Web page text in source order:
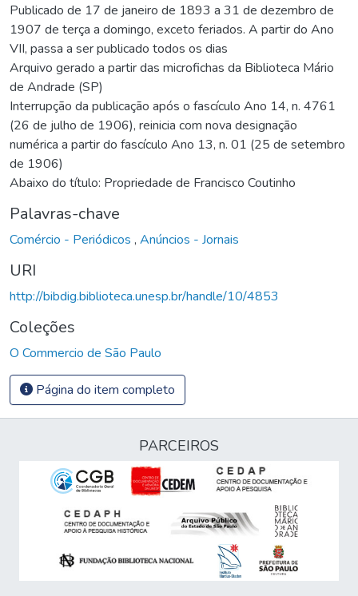
Publicado de 17 de janeiro de 1893 a 31 de dezembro de
1907 de terça a domingo, exceto feriados. A partir do Ano
VII, passa a ser publicado todos os dias
Arquivo gerado a partir das microfichas da Biblioteca Mário
de Andrade (SP)
Interrupção da publicação após o fascículo Ano 14, n. 4761
(26 de julho de 1906), reinicia com nova designação
numérica a partir do fascículo Ano 13, n. 01 (25 de setembro
de 1906)
Abaixo do título: Propriedade de Francisco Coutinho
Palavras-chave
Comércio - Periódicos , Anúncios - Jornais
URI
http://bibdig.biblioteca.unesp.br/handle/10/4853
Coleções
O Commercio de São Paulo
Página do item completo
PARCEIROS